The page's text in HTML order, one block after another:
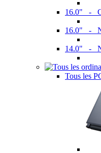
16.0" -
16.0" -
14.0" -
Tous les